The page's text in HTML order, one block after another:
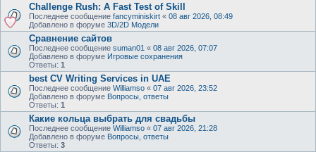
Challenge Rush: A Fast Test of Skill
Последнее сообщение fancyminiskirt « 08 авг 2026, 08:49
Добавлено в форуме 3D/2D Модели
Сравнение сайтов
Последнее сообщение suman01 « 08 авг 2026, 07:07
Добавлено в форуме Игровые сохранения
Ответы: 1
best CV Writing Services in UAE
Последнее сообщение Williamso « 07 авг 2026, 23:52
Добавлено в форуме Вопросы, ответы
Ответы: 1
Какие кольца выбрать для свадьбы
Последнее сообщение Williamso « 07 авг 2026, 21:28
Добавлено в форуме Вопросы, ответы
Ответы: 3